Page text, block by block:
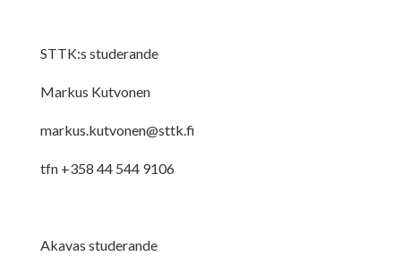
STTK:s studerande
Markus Kutvonen
markus.kutvonen@sttk.fi
tfn +358 44 544 9106
Akavas studerande